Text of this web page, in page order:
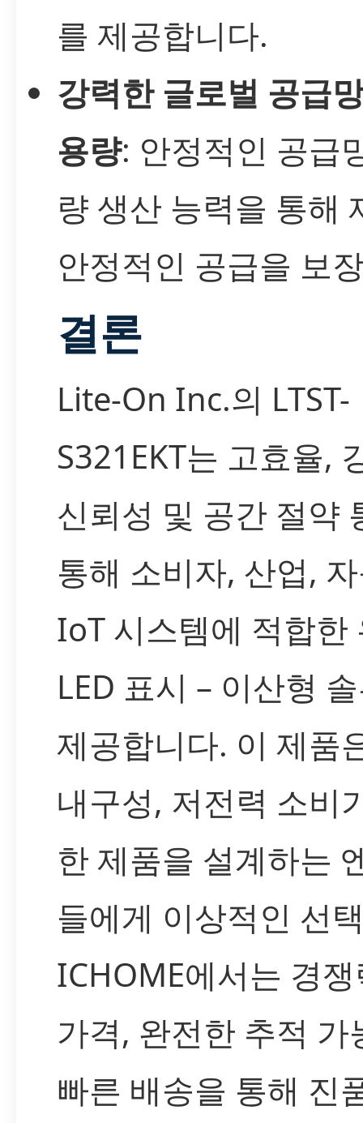
를 제공합니다.
강력한 글로벌 공급
용량: 안정적인 공급
량 생산 능력을 통해
안정적인 공급을 보
결론
Lite-On Inc.의 LTST-
S321EKT는 고효율,
신뢰성 및 공간 절약
통해 소비자, 산업,
IoT 시스템에 적합한
LED 표시 – 이산형
제공합니다. 이 제품
내구성, 저전력 소비
한 제품을 설계하는
들에게 이상적인 선
ICHOME에서는 경
가격, 완전한 추적 가
빠른 배송을 통해 진